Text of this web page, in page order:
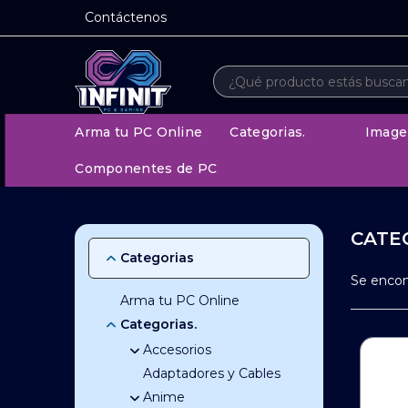
Contáctenos
Arma tu PC Online Categorias.
Componentes de PC
Categorias
Arma tu PC Online
Categorias.
Accesorios
Accesorios de
Celulares
Adaptadores y Cables
Anime
Se